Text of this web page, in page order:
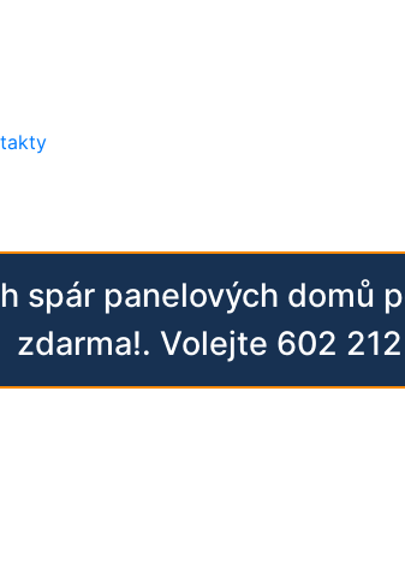
spár panelových domů
zdarma!. Volejte 602